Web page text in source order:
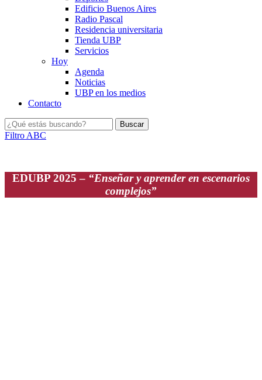
Edificio Buenos Aires
Radio Pascal
Residencia universitaria
Tienda UBP
Servicios
Hoy
Agenda
Noticias
UBP en los medios
Contacto
Filtro ABC
EDUBP 2025– “Enseñar y aprender en escenarios
complejos”